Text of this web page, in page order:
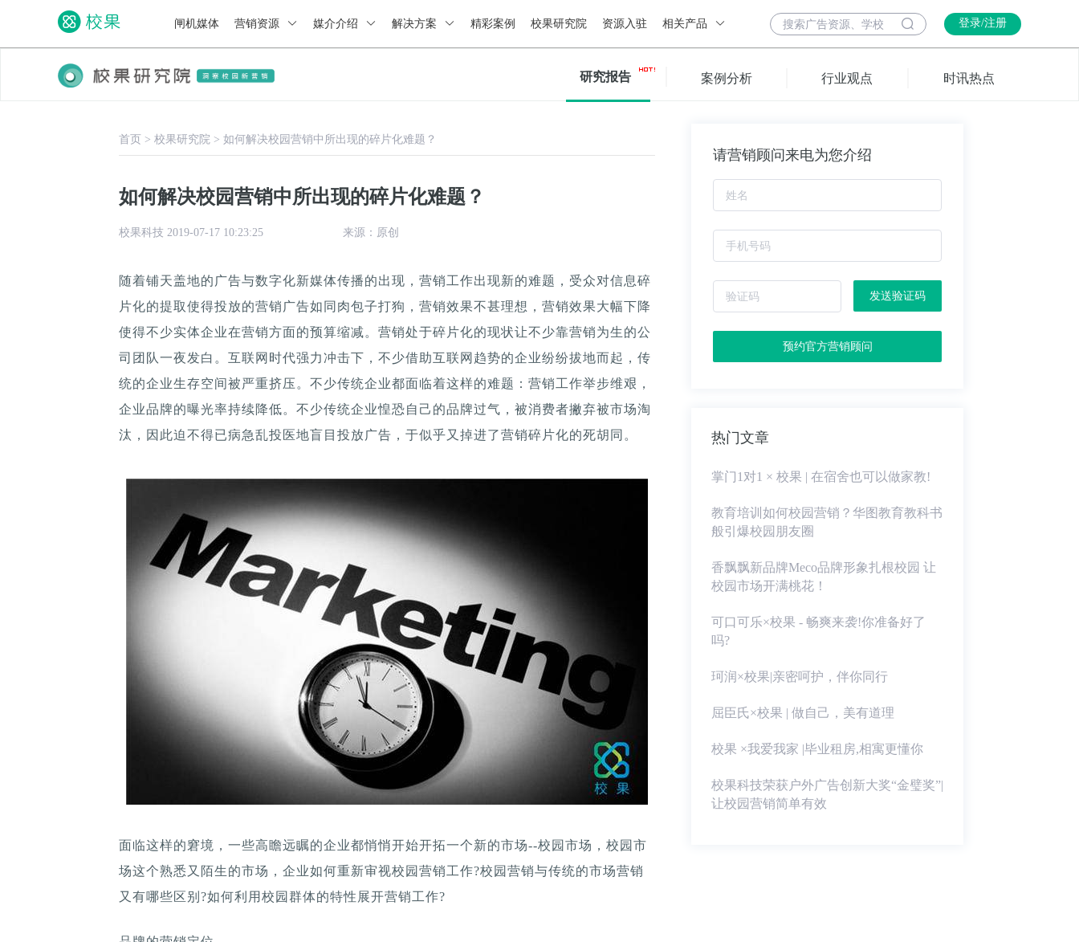
闸机媒体 营销资源 媒介介绍 解决方案 精彩案例 校果研究院 资源入驻 相关产品 登录/注册
研究报告 案例分析 行业观点 时讯热点
首页 > 校果研究院 > 如何解决校园营销中所出现的碎片化难题？
如何解决校园营销中所出现的碎片化难题？
校果科技 2019-07-17 10:23:25 来源：原创
随着铺天盖地的广告与数字化新媒体传播的出现，营销工作出现新的难题，受众对信息碎
片化的提取使得投放的营销广告如同肉包子打狗，营销效果不甚理想，营销效果大幅下降
使得不少实体企业在营销方面的预算缩减。营销处于碎片化的现状让不少靠营销为生的公
司团队一夜发白。互联网时代强力冲击下，不少借助互联网趋势的企业纷纷拔地而起，传
统的企业生存空间被严重挤压。不少传统企业都面临着这样的难题：营销工作举步维艰，
企业品牌的曝光率持续降低。不少传统企业惶恐自己的品牌过气，被消费者撇弃被市场淘
汰，因此迫不得已病急乱投医地盲目投放广告，于似乎又掉进了营销碎片化的死胡同。
面临这样的窘境，一些高瞻远瞩的企业都悄悄开始开拓一个新的市场--校园市场，校园市
场这个熟悉又陌生的市场，企业如何重新审视校园营销工作?校园营销与传统的市场营销
又有哪些区别?如何利用校园群体的特性展开营销工作?
请营销顾问来电为您介绍
发送验证码
预约官方营销顾问
热门文章
掌门1对1 × 校果 | 在宿舍也可以做家教!
教育培训如何校园营销？华图教育教科书
般引爆校园朋友圈
香飘飘新品牌Meco品牌形象扎根校园 让
校园市场开满桃花！
可口可乐×校果 - 畅爽来袭!你准备好了
吗?
珂润×校果|亲密呵护，伴你同行
屈臣氏×校果 | 做自己，美有道理
校果 ×我爱我家 |毕业租房,相寓更懂你
校果科技荣获户外广告创新大奖“金璧奖”|
让校园营销简单有效